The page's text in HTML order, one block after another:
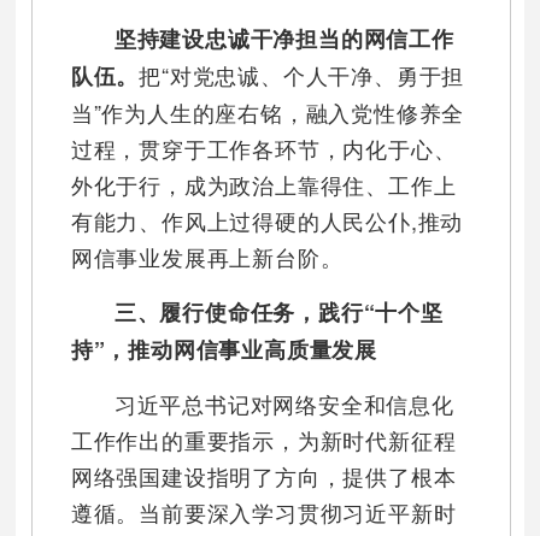
坚持建设忠诚干净担当的网信工作
队伍。把“对党忠诚、个人干净、勇于担
当”作为人生的座右铭，融入党性修养全
过程，贯穿于工作各环节，内化于心、
外化于行，成为政治上靠得住、工作上
有能力、作风上过得硬的人民公仆,推动
网信事业发展再上新台阶。
三、履行使命任务，践行“十个坚
持”，推动网信事业高质量发展
习近平总书记对网络安全和信息化
工作作出的重要指示，为新时代新征程
网络强国建设指明了方向，提供了根本
遵循。当前要深入学习贯彻习近平新时